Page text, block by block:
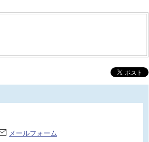
メールフォーム